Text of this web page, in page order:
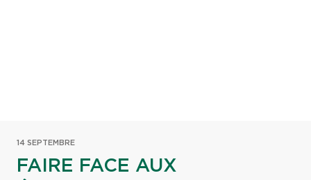
14 SEPTEMBRE
FAIRE FACE AUX